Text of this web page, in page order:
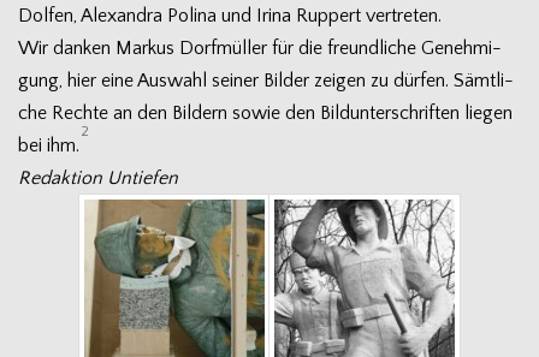
Dol­fen, Alex­an­dra Polina und Irina Rup­pert vertreten.
Wir dan­ken Mar­kus Dorf­mül­ler für die freund­li­che Geneh­mi­
gung, hier eine Aus­wahl sei­ner Bil­der zei­gen zu dür­fen. Sämt­li­
che Rechte an den Bil­dern sowie den Bild­un­ter­schrif­ten lie­gen
bei ihm.
2
Redak­tion Untiefen